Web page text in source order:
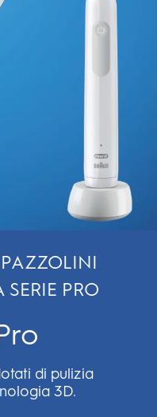
SERIE PRO
di pulizia
3D.